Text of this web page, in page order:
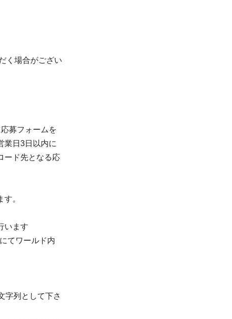
く場合がござい
募フォームを
業日3日以内に
ード先となる応
。
います
てワールド内
字列として下さ